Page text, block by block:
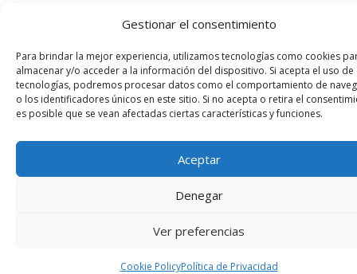
Gestionar el consentimiento
Para brindar la mejor experiencia, utilizamos tecnologías como cookies
almacenar y/o acceder a la información del dispositivo. Si acepta el uso de
tecnologías, podremos procesar datos como el comportamiento de
o los identificadores únicos en este sitio. Si no acepta o retira el
es posible que se vean afectadas ciertas características y funciones.
Aceptar
Denegar
Ver preferencias
Cookie PolicyPolítica de Privacidad